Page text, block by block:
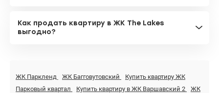
Как продать квартиру в ЖК The Lakes
выгодно?
ЖК Паркленд ЖК Багговутовский
Купить квартиру ЖК
Парковый квартал
Купить квартиру в ЖК Варшавский 2
ЖК